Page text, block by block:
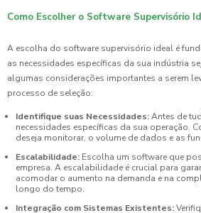
Como Escolher o Software Supervisório
A escolha do software supervisório ideal é
as necessidades específicas da sua indústria
algumas considerações importantes a serem
processo de seleção:
Identifique suas Necessidades:Antes de
necessidades específicas da sua operação.
deseja monitorar, o volume de dados e as
Escalabilidade: Escolha um software que
empresa. A escalabilidade é crucial para
acomodar o aumento na demanda e na
longo do tempo.
Integração com Sistemas Existentes: